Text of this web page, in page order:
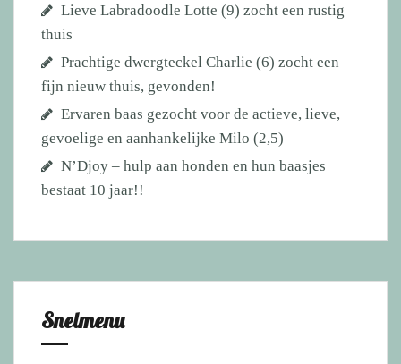
Lieve Labradoodle Lotte (9) zocht een rustig
thuis
Prachtige dwergteckel Charlie (6) zocht een
fijn nieuw thuis, gevonden!
Ervaren baas gezocht voor de actieve, lieve,
gevoelige en aanhankelijke Milo (2,5)
N’Djoy – hulp aan honden en hun baasjes
bestaat 10 jaar!!
Snelmenu